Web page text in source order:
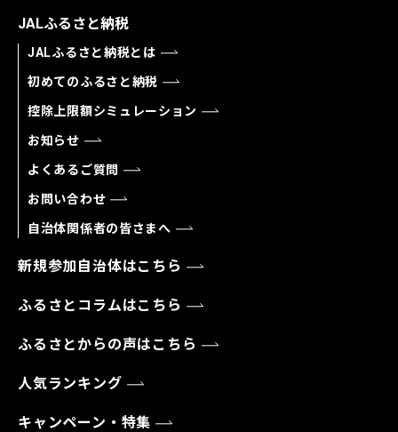
JALふるさと納税
JALふるさと納税とは
初めてのふるさと納税
控除上限額シミュレーション
お知らせ
よくあるご質問
お問い合わせ
自治体関係者の皆さまへ
新規参加自治体はこちら
ふるさとコラムはこちら
ふるさとからの声はこちら
人気ランキング
キャンペーン・特集